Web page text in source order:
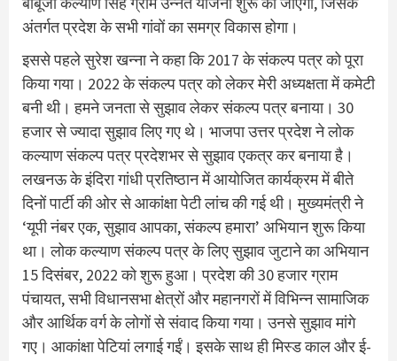
अंतर्गत प्रदेश के सभी गांवों का समग्र विकास होगा।
इससे पहले सुरेश खन्ना ने कहा कि 2017 के संकल्प पत्र को पूरा
किया गया। 2022 के संकल्प पत्र को लेकर मेरी अध्यक्षता में कमेटी
बनी थी। हमने जनता से सुझाव लेकर संकल्प पत्र बनाया। 30
हजार से ज्यादा सुझाव लिए गए थे। भाजपा उत्तर प्रदेश ने लोक
कल्याण संकल्प पत्र प्रदेशभर से सुझाव एकत्र कर बनाया है।
लखनऊ के इंदिरा गांधी प्रतिष्ठान में आयोजित कार्यक्रम में बीते
दिनों पार्टी की ओर से आकांक्षा पेटी लांच की गई थी। मुख्यमंत्री ने
‘यूपी नंबर एक, सुझाव आपका, संकल्प हमारा’ अभियान शुरू किया
था। लोक कल्याण संकल्प पत्र के लिए सुझाव जुटाने का अभियान
15 दिसंबर, 2022 को शुरू हुआ। प्रदेश की 30 हजार ग्राम
पंचायत, सभी विधानसभा क्षेत्रों और महानगरों में विभिन्न सामाजिक
और आर्थिक वर्ग के लोगों से संवाद किया गया। उनसे सुझाव मांगे
गए। आकांक्षा पेटियां लगाई गईं। इसके साथ ही मिस्ड काल और ई-